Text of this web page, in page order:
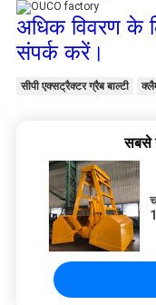
अधिक विवरण के
संपर्क करें।
सीपी एक्सट्रैक्टर ग्रैब बाल्टी
सबसे